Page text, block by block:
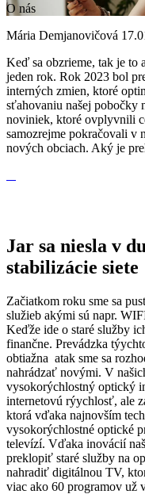
O nás
Mária Demjanovičová
Keď sa obzrieme, tak je to
jeden rok. Rok 2023 bol
interných zmien, ktoré
sťahovaniu našej pobočky
noviniek, ktoré ovplyvnili
samozrejme pokračovali v
nových obciach. Aký je
Jar sa niesla v
stabilizácie siete
Začiatkom roku sme sa
služieb akými sú napr.
Keďže ide o staré služby
finančne. Prevádzka
obtiažna atak sme sa
nahrádzať novými. V
vysokorýchlostný optický
internetovú rýychlosť, ale
ktorá vďaka najnovším
vysokorýchlostné optické
televízí. Vďaka inovácií
preklopiť staré služby na
nahradiť digitálnou TV,
viac ako 60 programov už